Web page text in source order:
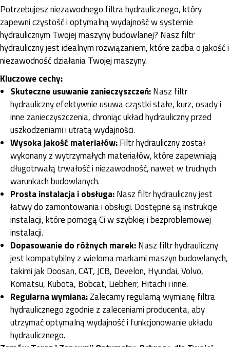
Potrzebujesz niezawodnego filtra hydraulicznego, który
zapewni czystość i optymalną wydajność w systemie
hydraulicznym Twojej maszyny budowlanej? Nasz filtr
hydrauliczny jest idealnym rozwiązaniem, które zadba o jakość i
niezawodność działania Twojej maszyny.
Kluczowe cechy:
Skuteczne usuwanie zanieczyszczeń:Nasz filtr
hydrauliczny efektywnie usuwa cząstki stałe, kurz, osady i
inne zanieczyszczenia, chroniąc układ hydrauliczny przed
uszkodzeniami i utratą wydajności.
Wysoka jakość materiałów:Filtr hydrauliczny został
wykonany z wytrzymałych materiałów, które zapewniają
długotrwałą trwałość i niezawodność, nawet w trudnych
warunkach budowlanych.
Prosta instalacja i obsługa:Nasz filtr hydrauliczny jest
łatwy do zamontowania i obsługi. Dostępne są instrukcje
instalacji, które pomogą Ci w szybkiej i bezproblemowej
instalacji.
Dopasowanie do różnych marek:Nasz filtr hydrauliczny
jest kompatybilny z wieloma markami maszyn budowlanych,
takimi jak Doosan, CAT, JCB, Develon, Hyundai, Volvo,
Komatsu, Kubota, Bobcat, Liebherr, Hitachi i inne.
Regularna wymiana:Zalecamy regularną wymianę filtra
hydraulicznego zgodnie z zaleceniami producenta, aby
utrzymać optymalną wydajność i funkcjonowanie układu
hydraulicznego.